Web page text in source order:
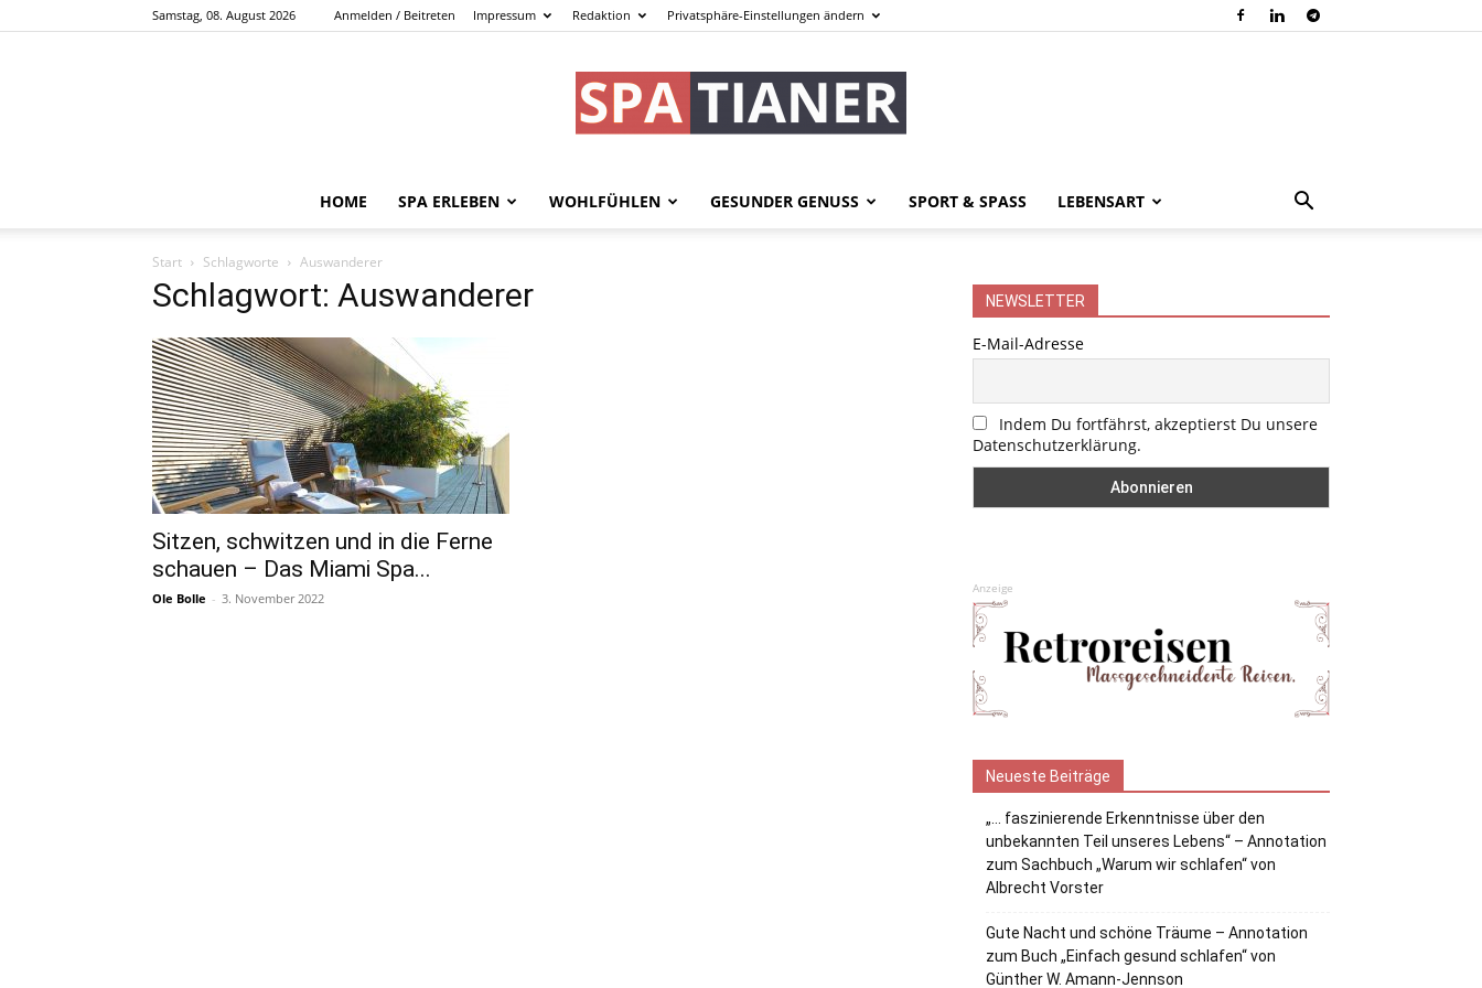
Samstag, 08. August 2026 Anmelden / Beitreten Impressum Redaktion Privatsphäre-Einstellungen ändern
spatianer.de
HOME SPA ERLEBEN WOHLFÜHLEN GESUNDER GENUSS SPORT & SPASS LEBENSART
Start Schlagworte Auswanderer
Schlagwort: Auswanderer
Sitzen, schwitzen und in die Ferne
schauen – Das Miami Spa...
Ole Bolle - 3. November 2022
NEWSLETTER
E-Mail-Adresse
Indem Du fortfährst, akzeptierst Du unsere
Datenschutzerklärung.
Anzeige
Neueste Beiträge
„… faszinierende Erkenntnisse über den
unbekannten Teil unseres Lebens“ – Annotation
zum Sachbuch „Warum wir schlafen“ von
Albrecht Vorster
Gute Nacht und schöne Träume – Annotation
zum Buch „Einfach gesund schlafen“ von
Günther W. Amann-Jennson